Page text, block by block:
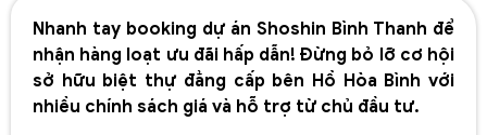
Nhanh tay booking dự án Shoshin Bình Thanh để
nhận hàng loạt ưu đãi hấp dẫn! Đừng bỏ lỡ cơ hội
sở hữu biệt thự đẳng cấp bên Hồ Hòa Bình với
nhiều chính sách giá và hỗ trợ từ chủ đầu tư.